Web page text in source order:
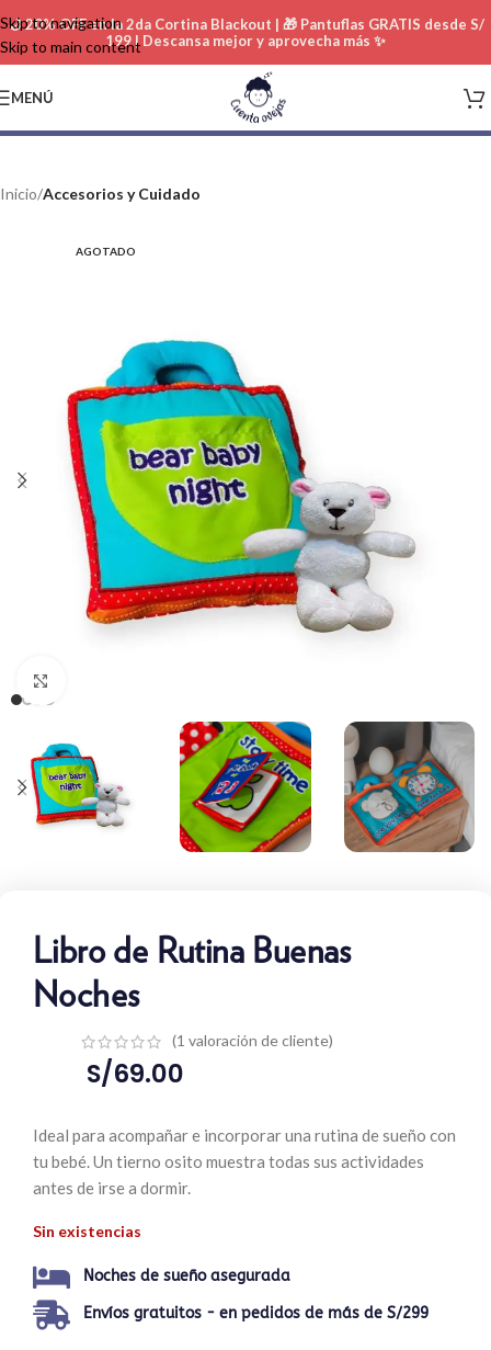
Skip to navigation
Skip to main content
🌙 20% OFF en la 2da Cortina Blackout | 🎁 Pantuflas GRATIS desde S/
199 | Descansa mejor y aprovecha más ✨
MENÚ
Inicio Accesorios y Cuidado
AGOTADO
Libro de Rutina Buenas
Noches
(1 valoración de cliente)
S/69.00
Ideal para acompañar e incorporar una rutina de sueño con
tu bebé. Un tierno osito muestra todas sus actividades
antes de irse a dormir.
Sin existencias
Noches de sueño asegurada
Envíos gratuitos - en pedidos de más de S/299